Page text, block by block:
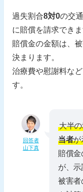
過失割合8対0の交
に賠償を請求できま
賠償金の金額は、
決まります。
治療費や慰謝料な
す。
回答者
山下真
大半
当者が
賠償
が、示
被害者